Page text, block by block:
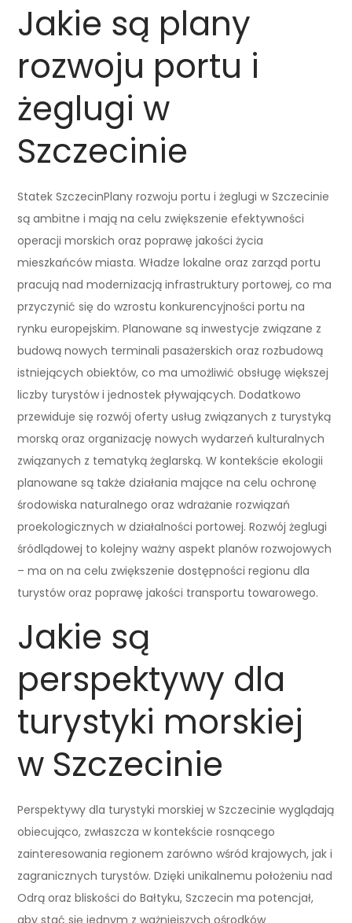
Jakie są plany
rozwoju portu i
żeglugi w
Szczecinie
Statek SzczecinPlany rozwoju portu i żeglugi w Szczecinie
są ambitne i mają na celu zwiększenie efektywności
operacji morskich oraz poprawę jakości życia
mieszkańców miasta. Władze lokalne oraz zarząd portu
pracują nad modernizacją infrastruktury portowej, co ma
przyczynić się do wzrostu konkurencyjności portu na
rynku europejskim. Planowane są inwestycje związane z
budową nowych terminali pasażerskich oraz rozbudową
istniejących obiektów, co ma umożliwić obsługę większej
liczby turystów i jednostek pływających. Dodatkowo
przewiduje się rozwój oferty usług związanych z turystyką
morską oraz organizację nowych wydarzeń kulturalnych
związanych z tematyką żeglarską. W kontekście ekologii
planowane są także działania mające na celu ochronę
środowiska naturalnego oraz wdrażanie rozwiązań
proekologicznych w działalności portowej. Rozwój żeglugi
śródlądowej to kolejny ważny aspekt planów rozwojowych
– ma on na celu zwiększenie dostępności regionu dla
turystów oraz poprawę jakości transportu towarowego.
Jakie są
perspektywy dla
turystyki morskiej
w Szczecinie
Perspektywy dla turystyki morskiej w Szczecinie wyglądają
obiecująco, zwłaszcza w kontekście rosnącego
zainteresowania regionem zarówno wśród krajowych, jak i
zagranicznych turystów. Dzięki unikalnemu położeniu nad
Odrą oraz bliskości do Bałtyku, Szczecin ma potencjał,
aby stać się jednym z ważniejszych ośrodków